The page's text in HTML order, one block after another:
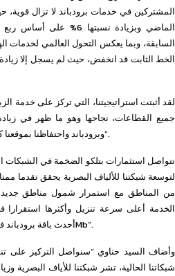
الماضي وبزيادة نسبتها
السابقة، وبما يعكس التحول العالمي لخدمات
جميع القطاعات، نجاحها وهو ما ظهر في
وبرودباند واحتفاظنا بموقعنا كمزود رائد لحلول الأعمال في البحرين”.
لتوسعة شبكتنا للألياف البصرية يحقق تقدما
من المناطق مع استمرار شمول مناطق
الخدمة أعلى سرعة تنزيل وأكثرها
أحدث باقة برودباند فائقة السرعة بسرعات تصل إلى 300Mb”.
وأضاف السيد حناوي “سنواصل التركيز على
شبكاتنا الحالية، تشر شبكتنا للأياف البصرية